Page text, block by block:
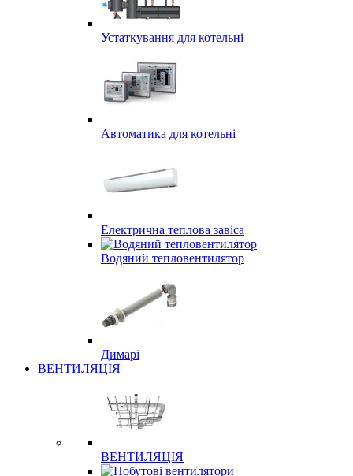
Устаткування для котельні
Автоматика для котельні
Електрична теплова завіса
Водяний тепловентилятор
Димарі
ВЕНТИЛЯЦІЯ
ВЕНТИЛЯЦІЯ